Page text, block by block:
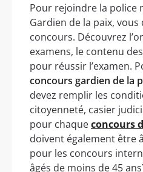
Pour rejoindre la police
Gardien de la paix, vous
concours. Découvrez
examens, le contenu
pour réussir l’examen.
concours gardien de la
devez remplir les
citoyenneté, casier
pour chaqueconcours
doivent également être
pour les concours
âgés de moins de 45